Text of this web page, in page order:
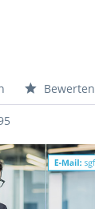
Bewerten